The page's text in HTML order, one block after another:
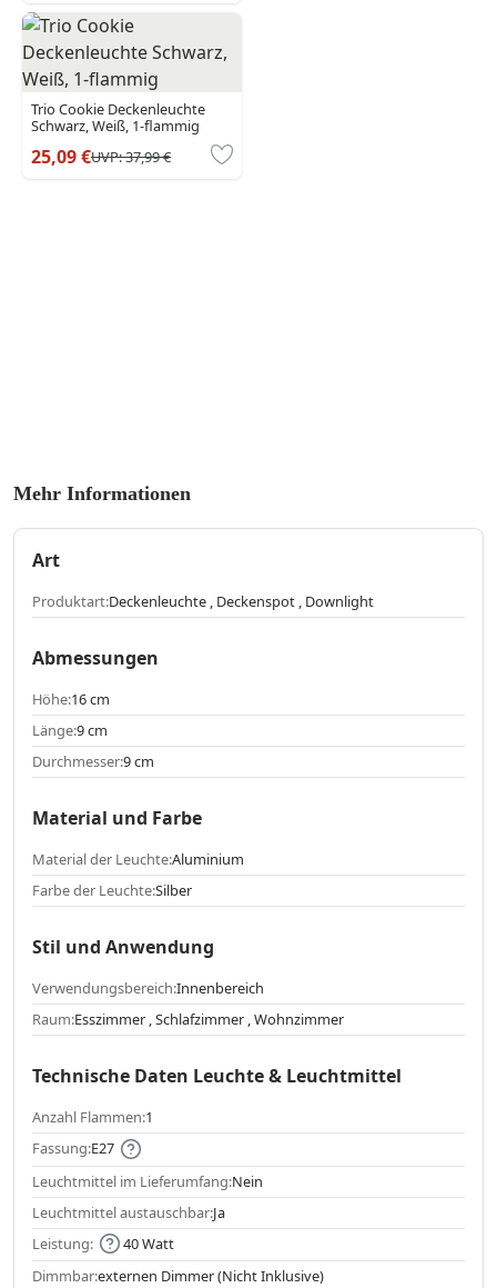
Trio Cookie Deckenleuchte
Schwarz, Weiß, 1-flammig
25,09 €UVP:37,99 €
Mehr Informationen
Art
Produktart:Deckenleuchte , Deckenspot , Downlight
Abmessungen
Höhe:16 cm
Länge:9 cm
Durchmesser:9 cm
Material und Farbe
Material der Leuchte:Aluminium
Farbe der Leuchte:Silber
Stil und Anwendung
Verwendungsbereich:Innenbereich
Raum:Esszimmer , Schlafzimmer , Wohnzimmer
Technische Daten Leuchte & Leuchtmittel
Anzahl Flammen:1
Fassung:E27
Leuchtmittel im Lieferumfang:Nein
Leuchtmittel austauschbar:Ja
Leistung:
40 Watt
Dimmbar:externen Dimmer (Nicht Inklusive)